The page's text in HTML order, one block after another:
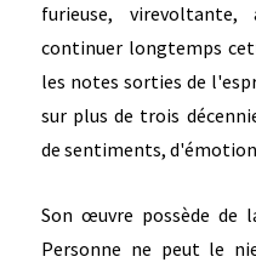
furieuse, virevoltante,
continuer longtemps
les notes sorties de
sur plus de trois
de sentiments,
Son œuvre possède de
Personne ne peut le